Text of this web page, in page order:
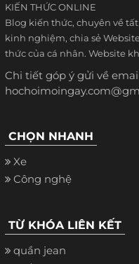
KIẾN THỨC ONLINE
Blog kiến thức, chuyên về
kinh nghiệm, chia sẻ
thức của cá nhân. Website
Chi tiết góp ý gửi về
CHỌN NHANH
Xe
Công nghệ
TỪ KHÓA LIÊN KẾT
quần jean